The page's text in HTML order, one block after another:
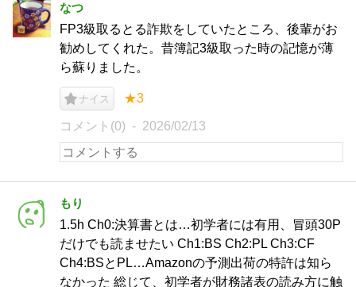
なつ
FP3級取るとる詐欺をしていたところ、後輩がお
勧めしてくれた。昔簿記3級取った時の記憶が薄
ら蘇りました。
ナイス ★3
コメント(0) 2026/02/13
もり
1.5h Ch0:決算書とは…初学者には有用、冒頭30P
だけでも読ませたい Ch1:BS Ch2:PL Ch3:CF
Ch4:BSとPL…Amazonの予測出荷の特許は知ら
なかった 総じて、初学者が財務諸表の読み方に触